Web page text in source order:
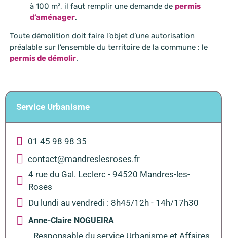
à 100 m², il faut remplir une demande de permis
d’aménager.
Toute démolition doit faire l’objet d’une autorisation
préalable sur l’ensemble du territoire de la commune : le
permis de démolir.
Service Urbanisme
01 45 98 98 35
contact@mandreslesroses.fr
4 rue du Gal. Leclerc - 94520 Mandres-les-
Roses
Du lundi au vendredi : 8h45/12h - 14h/17h30
Anne-Claire NOGUEIRA